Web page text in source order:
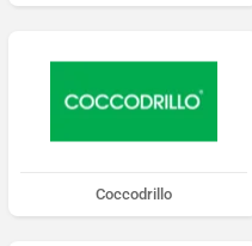
Coccodrillo